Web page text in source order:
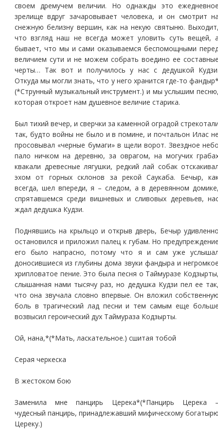
своем дремучем величии. Но однажды это
зрелище вдруг зачаровывает человека, и он смотрит
снежную белизну вершин, как на некую святыню.
что взгляд наш не всегда может уловить суть вещей,
бывает, что мы и сами оказываемся беспомощными
величием сути и не можем собрать воедино ее
черты… Так вот и получилось у нас с дедушкой
Откуда мы могли знать, что у него хранится где-то
(*Струнный музыкальный инструмент.) и мы услышим
которая откроет нам душевное величие старика.
Был тихий вечер, и сверчки за каменной оградой
так, будто войны не было и в помине, и почтальон Илас
просовывал «черные бумаги» в щели ворот. Звездное
пало ничком на деревню, за оврагом, на могучих
квакали древесные лягушки, редкий лай собак
эхом от горных склонов за рекой Саукаба. Бечыр,
всегда, шел впереди, я – следом, а в деревянном
спрятавшемся среди вишневых и сливовых деревьев,
ждал дедушка Кудзи.
Поднявшись на крыльцо и открыв дверь, Бечыр
остановился и приложил палец к губам. Но
его было напрасно, потому что я и сам уже
доносившиеся из глубины дома звуки фандыра и
хрипловатое пение. Это была песня о Таймуразе
слышанная нами тысячу раз, но дедушка Кудзи пел ее
что она звучала словно впервые. Он вложил
боль в трагический лад песни и тем самым еще
возвысил героический дух Таймураза Кодзырты.
Ой, нана,*(*Мать, ласкательное.) сшитая тобой
Серая черкеска
В жестоком бою
Заменила мне панцирь Церека*(*Панцирь Церека
чудесный панцирь, принадлежавший мифическому
Цереку.)